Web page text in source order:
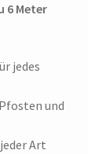
6 Meter
jedes
und
Art